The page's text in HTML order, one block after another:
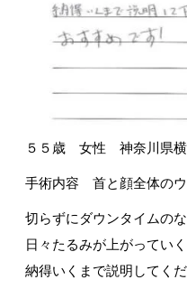
５５歳 女性 神奈川県
手術内容 首と顔全体のウ
切らずにダウンタイムのな
日々たるみが上がってい
納得いくまで説明してく